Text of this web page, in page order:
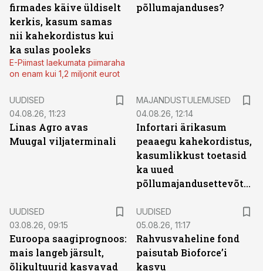
firmades käive üldiselt
kerkis, kasum samas
nii kahekordistus kui
ka sulas pooleks
E-Piimast laekumata piimaraha
on enam kui 1,2 miljonit eurot
põllumajanduses?
UUDISED
04.08.26, 11:23
Linas Agro avas
Muugal viljaterminali
MAJANDUSTULEMUSED
04.08.26, 12:14
Infortari ärikasum
peaaegu kahekordistus,
kasumlikkust toetasid
ka uued
põllumajandusettevõtted
UUDISED
03.08.26, 09:15
Euroopa saagiprognoos:
mais langeb järsult,
õlikultuurid kasvavad
UUDISED
05.08.26, 11:17
Rahvusvaheline fond
paisutab Bioforce’i
kasvu